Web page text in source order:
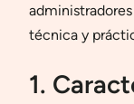
técnica y
1.